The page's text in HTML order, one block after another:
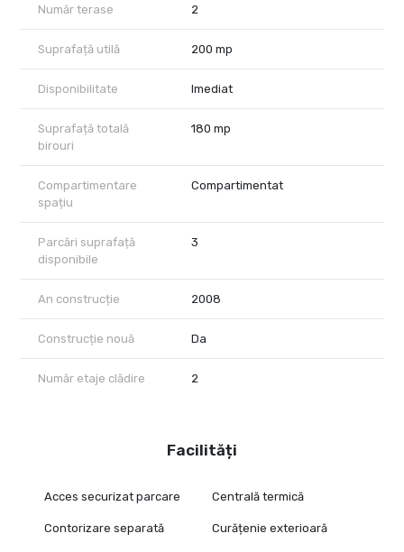
Număr terase 2
Suprafață utilă 200 mp
Disponibilitate Imediat
Suprafață totală
birouri
180 mp
Compartimentare
spațiu
Compartimentat
Parcări suprafață
disponibile
3
An construcție 2008
Construcție nouă Da
Număr etaje clădire 2
Facilități
Acces securizat parcare Centrală termică
Contorizare separată Curățenie exterioară